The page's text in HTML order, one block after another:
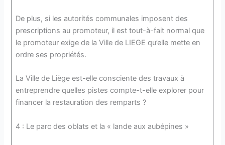
De plus, si les autorités communales imposent des
prescriptions au promoteur, il est tout-à-fait normal que
le promoteur exige de la Ville de LIEGE qu’elle mette en
ordre ses propriétés.
La Ville de Liège est-elle consciente des travaux à
entreprendre quelles pistes compte-t-elle explorer pour
financer la restauration des remparts ?
4 : Le parc des oblats et la « lande aux aubépines »